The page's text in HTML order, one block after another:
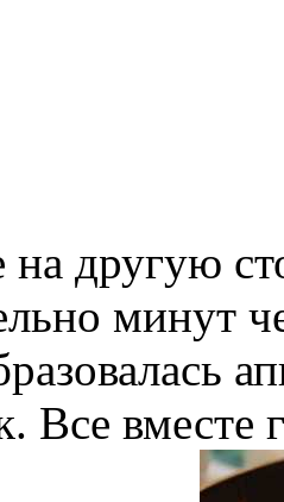
на другую
минут
Все вместе